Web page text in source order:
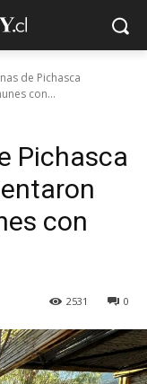
de Pichasca
con...
Pichasca
con
0
2531